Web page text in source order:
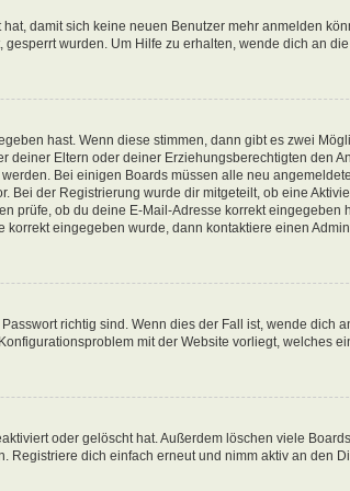
damit sich keine neuen Benutzer mehr anmelden
wurden. Um Hilfe zu erhalten, wende dich an
hast. Wenn diese stimmen, dann gibt es zwei
deiner Eltern oder deiner Erziehungsberechtigten den
Bei einigen Boards müssen alle neu
der Registrierung wurde dir mitgeteilt, ob eine
prüfe, ob du deine E-Mail-Adresse korrekt eingegeben
eingegeben wurde, dann kontaktiere einen
richtig sind. Wenn dies der Fall ist, wende dich
mit der Website vorliegt, welches
oder gelöscht hat. Außerdem löschen viele
Registriere dich einfach erneut und nimm aktiv an den